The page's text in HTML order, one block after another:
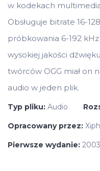
w kodekach
Obsługuje bitrate 16-
próbkowania 6-192
wysokiej jakości
twórców OGG miał on
audio w jeden plik.
Typ pliku: Audio
Opracowany przez:
Pierwsze wydanie: 2003